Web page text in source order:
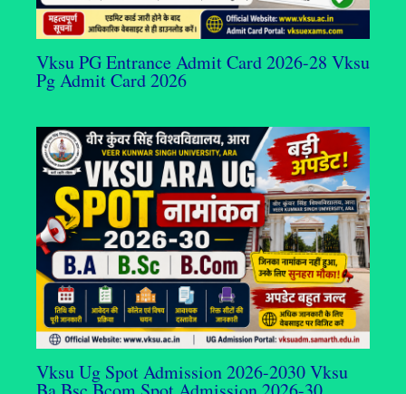
Vksu PG Entrance Admit Card 2026-28 Vksu
Pg Admit Card 2026
Vksu Ug Spot Admission 2026-2030 Vksu